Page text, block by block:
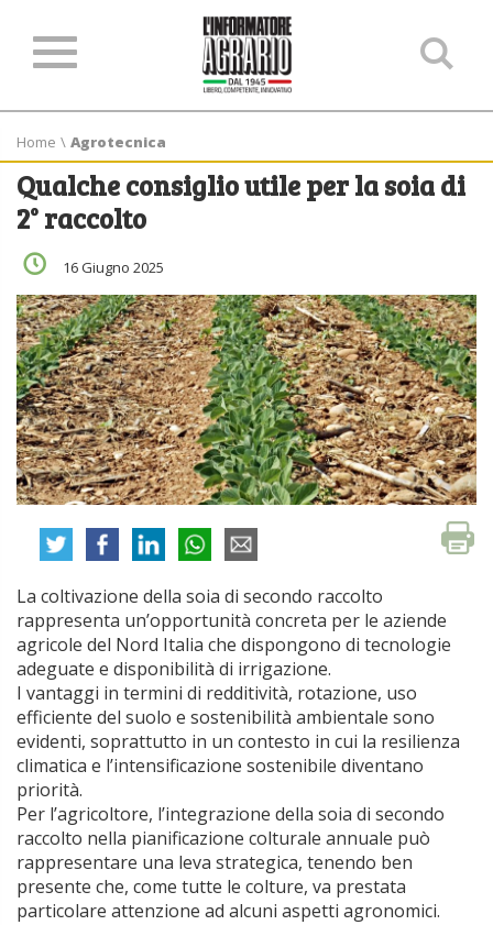
Home \ Agrotecnica
Qualche consiglio utile per la soia di
2° raccolto
16 Giugno 2025
La coltivazione della soia di secondo raccolto
rappresenta un’opportunità concreta per le aziende
agricole del Nord Italia che dispongono di tecnologie
adeguate e disponibilità di irrigazione.
I vantaggi in termini di redditività, rotazione, uso
efficiente del suolo e sostenibilità ambientale sono
evidenti, soprattutto in un contesto in cui la resilienza
climatica e l’intensificazione sostenibile diventano
priorità.
Per l’agricoltore, l’integrazione della soia di secondo
raccolto nella pianificazione colturale annuale può
rappresentare una leva strategica, tenendo ben
presente che, come tutte le colture, va prestata
particolare attenzione ad alcuni aspetti agronomici.